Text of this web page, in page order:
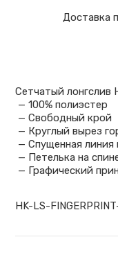
Доставка
Сетчатый лонгслив
— 100% полиэстер
— Свободный крой
— Круглый вырез
— Спущенная линия
— Петелька на
— Графический
HK-LS-